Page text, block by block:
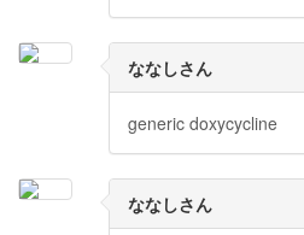
ななしさん
generic doxycycline
ななしさん